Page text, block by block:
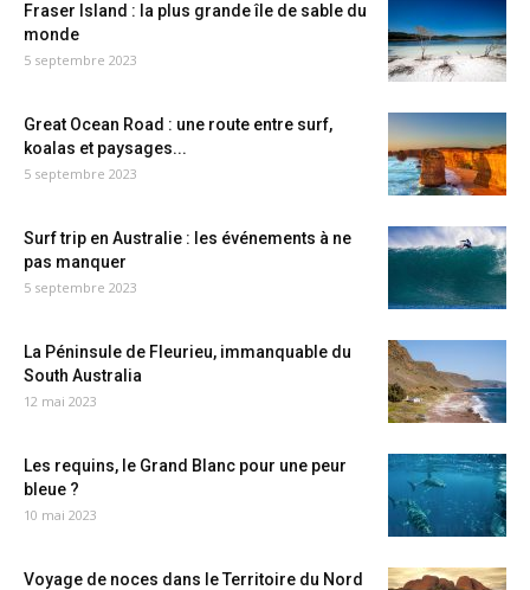
Fraser Island : la plus grande île de sable du
monde
5 septembre 2023
Great Ocean Road : une route entre surf,
koalas et paysages...
5 septembre 2023
Surf trip en Australie : les événements à ne
pas manquer
5 septembre 2023
La Péninsule de Fleurieu, immanquable du
South Australia
12 mai 2023
Les requins, le Grand Blanc pour une peur
bleue ?
10 mai 2023
Voyage de noces dans le Territoire du Nord